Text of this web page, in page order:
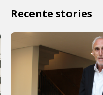
Recente stories